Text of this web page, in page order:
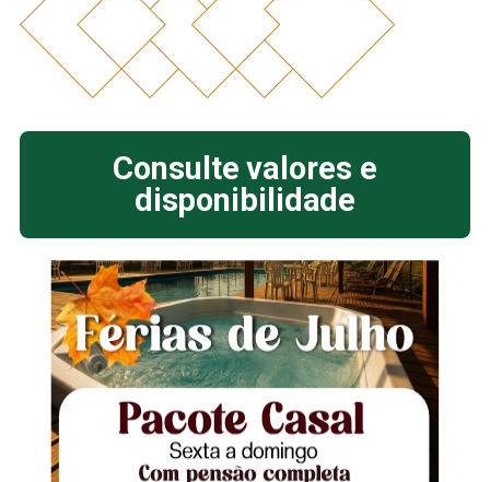
Consulte valores e
disponibilidade